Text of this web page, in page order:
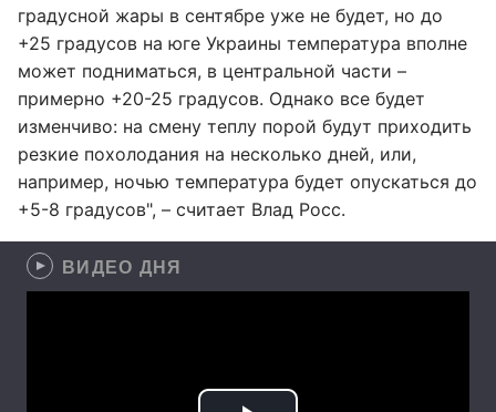
градусной жары в сентябре уже не будет, но до
+25 градусов на юге Украины температура вполне
может подниматься, в центральной части –
примерно +20-25 градусов. Однако все будет
изменчиво: на смену теплу порой будут приходить
резкие похолодания на несколько дней, или,
например, ночью температура будет опускаться до
+5-8 градусов", – считает Влад Росс.
ВИДЕО ДНЯ